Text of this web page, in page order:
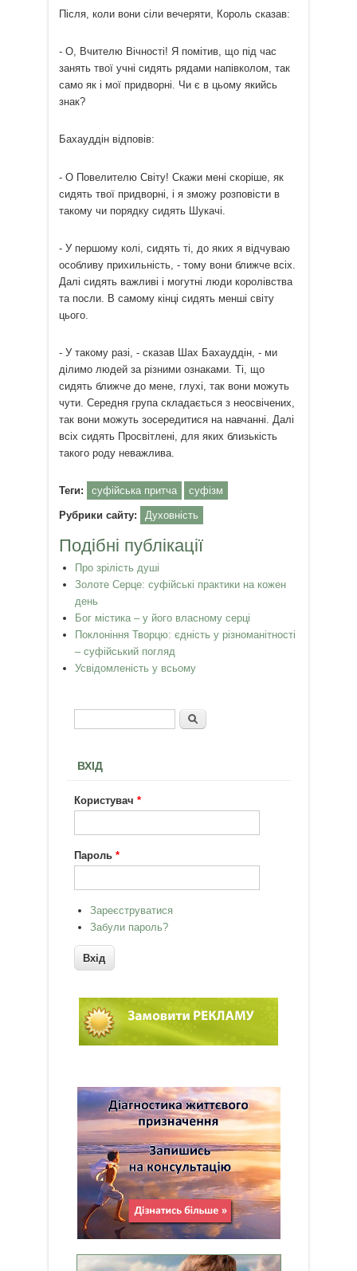
Після, коли вони сіли вечеряти, Король сказав:
- О, Вчителю Вічності! Я помітив, що під час
занять твої учні сидять рядами напівколом, так
само як і мої придворні. Чи є в цьому якийсь
знак?
Бахауддін відповів:
- О Повелителю Світу! Скажи мені скоріше, як
сидять твої придворні, і я зможу розповісти в
такому чи порядку сидять Шукачі.
- У першому колі, сидять ті, до яких я відчуваю
особливу прихильність, - тому вони ближче всіх.
Далі сидять важливі і могутні люди королівства
та посли. В самому кінці сидять менші світу
цього.
- У такому разі, - сказав Шах Бахауддін, - ми
ділимо людей за різними ознаками. Ті, що
сидять ближче до мене, глухі, так вони можуть
чути. Середня група складається з неосвічених,
так вони можуть зосередитися на навчанні. Далі
всіх сидять Просвітлені, для яких близькість
такого роду неважлива.
Теги: суфійська притча суфізм
Рубрики сайту: Духовність
Подібні публікації
Про зрілість душі
Золоте Серце: суфійські практики на кожен
день
Бог містика – у його власному серці
Поклоніння Творцю: єдність у різноманітності
– суфійський погляд
Усвідомленість у всьому
Пошукова форма
Пошук
ВХІД
Користувач*
Пароль*
Зареєструватися
Забули пароль?